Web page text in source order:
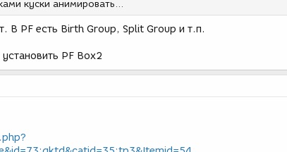
куски анимировать...
В PF есть Birth Group, Split Group и т.п.
PF Box2